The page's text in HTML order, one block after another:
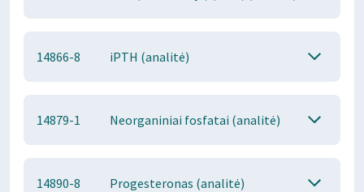
14866-8 iPTH (analitė)
14879-1 Neorganiniai fosfatai (analitė)
14890-8 Progesteronas (analitė)